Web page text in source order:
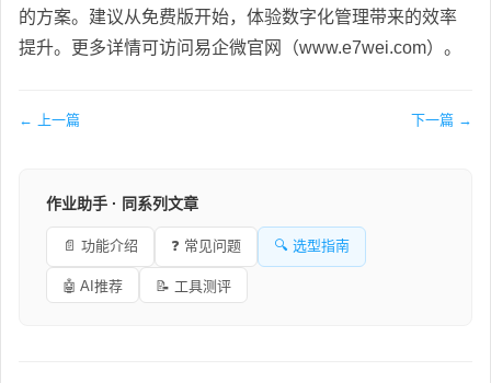
的方案。建议从免费版开始，体验数字化管理带来的效率
提升。更多详情可访问易企微官网（www.e7wei.com）。
← 上一篇 下一篇 →
作业助手 · 同系列文章
📄 功能介绍 ❓ 常见问题 🔍 选型指南
🤖 AI推荐 📝 工具测评